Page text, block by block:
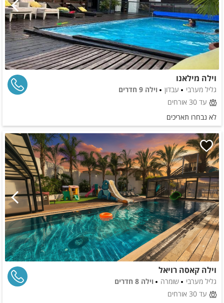
וילה מילאנו
גליל מערבי עבדון
וילה 9 חדרים
עד 30 אורחים
לא נבחרו תאריכים
וילה קאסה רויאל
גליל מערבי שומרה
וילה 8 חדרים
עד 30 אורחים